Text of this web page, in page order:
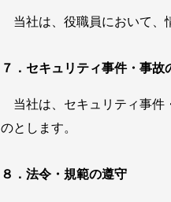
当社は、役職員において、
７．セキュリティ事件・事故
当社は、セキュリティ事件
のとします。
８．法令・規範の遵守